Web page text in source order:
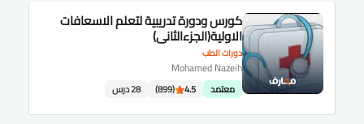
دورات الطب
كورس ودورة تدريبية لتعلم الاسعافات
الاولية(الجزءالثانى)
Mohamed Nazeih
معتمد 4.5
(899) 28 درس